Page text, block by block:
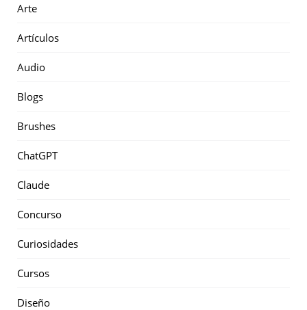
Arte
Artículos
Audio
Blogs
Brushes
ChatGPT
Claude
Concurso
Curiosidades
Cursos
Diseño